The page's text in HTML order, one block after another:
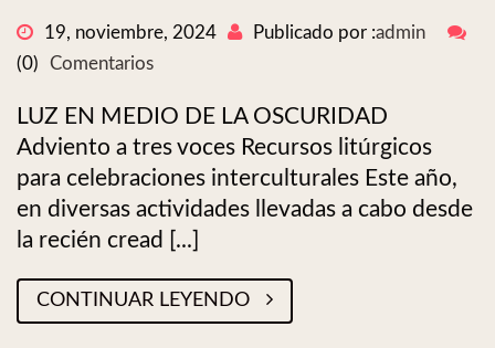
19, noviembre, 2024 Publicado por :admin
(0)
Comentarios
LUZ EN MEDIO DE LA OSCURIDAD
Adviento a tres voces Recursos litúrgicos
para celebraciones interculturales Este año,
en diversas actividades llevadas a cabo desde
la recién cread [...]
CONTINUAR LEYENDO